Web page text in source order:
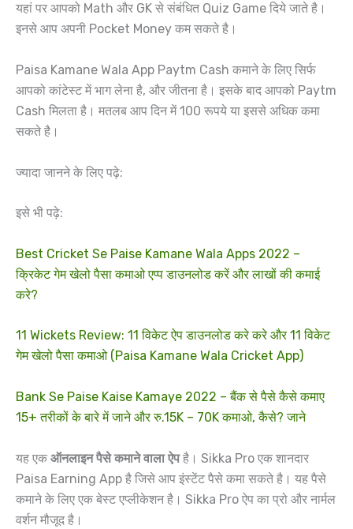
यहां पर आपको Math और GK से संबंधित Quiz Game दिये जाते है।
इनसे आप अपनी Pocket Money कम सकते है।
Paisa Kamane Wala App Paytm Cash कमाने के लिए सिर्फ
आपको कांटेस्ट में भाग लेना है, और जीतना है। इसके बाद आपको Paytm
Cash मिलता है। मतलब आप दिन में 100 रूपये या इससे अधिक कमा
सकते है।
ज्यादा जानने के लिए पढ़े:
इसे भी पढ़े:
Best Cricket Se Paise Kamane Wala Apps 2022 –
क्रिकेट गेम खेलो पैसा कमाओ एप्प डाउनलोड करें और लाखों की कमाई
करे?
11 Wickets Review: 11 विकेट ऐप डाउनलोड करे करे और 11 विकेट
गेम खेलो पैसा कमाओ (Paisa Kamane Wala Cricket App)
Bank Se Paise Kaise Kamaye 2022 – बैंक से पैसे कैसे कमाए
15+ तरीकों के बारे में जाने और रु.15K – 70K कमाओ, कैसे? जाने
यह एक ऑनलाइन पैसे कमाने वाला ऐपहै। Sikka Pro एक शानदार
Paisa Earning App है जिसे आप इंस्टेंट पैसे कमा सकते है। यह पैसे
कमाने के लिए एक बेस्ट एप्लीकेशन है। Sikka Pro ऐप का प्रो और नार्मल
वर्शन मौजूद है।